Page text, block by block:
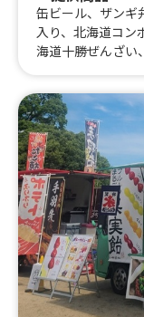
缶ビール、ザンギ
入り、北海道コン
海道十勝ぜんざい
ポテトフライ、北
道地鶏、北海道ハ
氷、赤肉メロンソ
個入り、大盛り唐
北海道プレミアム
海道赤肉メロン果
おにぎり、北海